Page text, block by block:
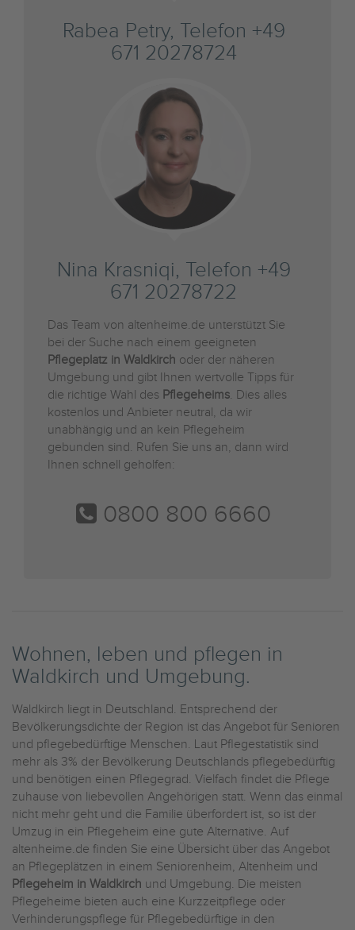
Rabea Petry, Telefon +49
671 20278724
Nina Krasniqi, Telefon +49
671 20278722
Das Team von altenheime.de unterstützt Sie
bei der Suche nach einem geeigneten
Pflegeplatz in Waldkirch oder der näheren
Umgebung und gibt Ihnen wertvolle Tipps für
die richtige Wahl des Pflegeheims. Dies alles
kostenlos und Anbieter neutral, da wir
unabhängig und an kein Pflegeheim
gebunden sind. Rufen Sie uns an, dann wird
Ihnen schnell geholfen:
0800 800 6660
Wohnen, leben und pflegen in
Waldkirch und Umgebung.
Waldkirch liegt in Deutschland. Entsprechend der
Bevölkerungsdichte der Region ist das Angebot für Senioren
und pflegebedürftige Menschen. Laut Pflegestatistik sind
mehr als 3% der Bevölkerung Deutschlands pflegebedürftig
und benötigen einen Pflegegrad. Vielfach findet die Pflege
zuhause von liebevollen Angehörigen statt. Wenn das einmal
nicht mehr geht und die Familie überfordert ist, so ist der
Umzug in ein Pflegeheim eine gute Alternative. Auf
altenheime.de finden Sie eine Übersicht über das Angebot
an Pflegeplätzen in einem Seniorenheim, Altenheim und
Pflegeheim in Waldkirch und Umgebung. Die meisten
Pflegeheime bieten auch eine Kurzzeitpflege oder
Verhinderungspflege für Pflegebedürftige in den